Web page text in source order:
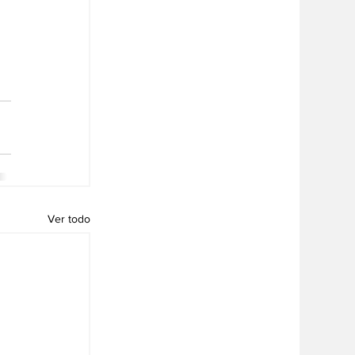
Ver todo